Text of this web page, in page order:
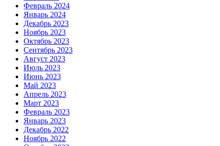
Февраль 2024
Январь 2024
Декабрь 2023
Ноябрь 2023
Октябрь 2023
Сентябрь 2023
Август 2023
Июль 2023
Июнь 2023
Май 2023
Апрель 2023
Март 2023
Февраль 2023
Январь 2023
Декабрь 2022
Ноябрь 2022